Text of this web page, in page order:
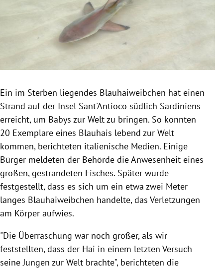
Untermenü
Untermenü
Ein im Sterben liegendes Blauhaiweibchen hat einen
Strand auf der Insel Sant'Antioco südlich Sardiniens
erreicht, um Babys zur Welt zu bringen. So konnten
20 Exemplare eines Blauhais lebend zur Welt
kommen, berichteten italienische Medien. Einige
Bürger meldeten der Behörde die Anwesenheit eines
großen, gestrandeten Fisches. Später wurde
festgestellt, dass es sich um ein etwa zwei Meter
langes Blauhaiweibchen handelte, das Verletzungen
am Körper aufwies.
"Die Überraschung war noch größer, als wir
feststellten, dass der Hai in einem letzten Versuch
seine Jungen zur Welt brachte", berichteten die